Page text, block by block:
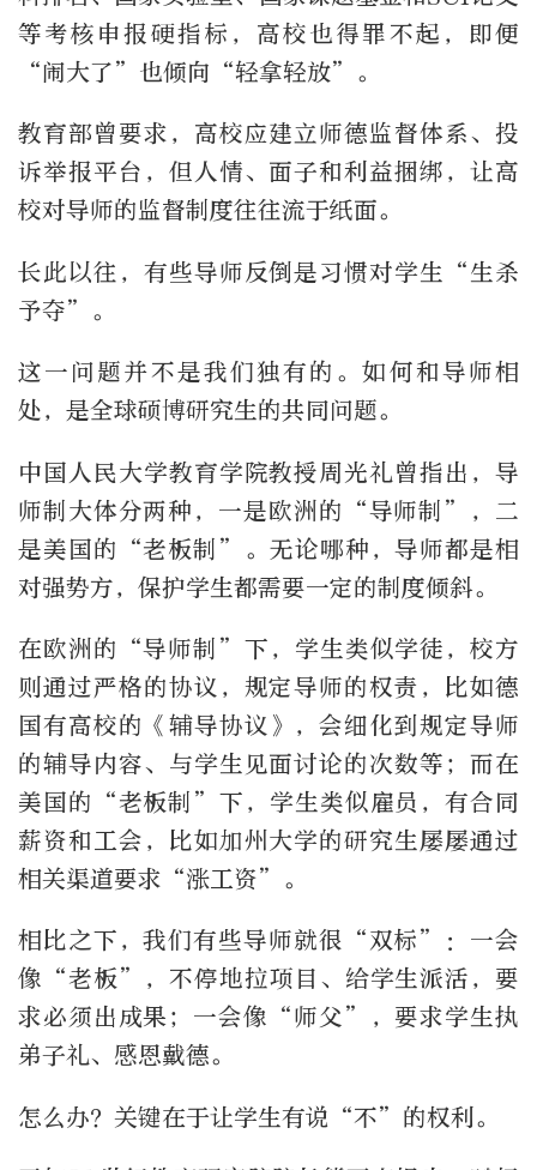
等考核申报硬指标，高校也得罪不起，即便
“闹大了”也倾向“轻拿轻放”。
教育部曾要求，高校应建立师德监督体系、投
诉举报平台，但人情、面子和利益捆绑，让高
校对导师的监督制度往往流于纸面。
长此以往，有些导师反倒是习惯对学生“生杀
予夺”。
这一问题并不是我们独有的。如何和导师相
处，是全球硕博研究生的共同问题。
中国人民大学教育学院教授周光礼曾指出，导
师制大体分两种，一是欧洲的“导师制”，二
是美国的“老板制”。无论哪种，导师都是相
对强势方，保护学生都需要一定的制度倾斜。
在欧洲的“导师制”下，学生类似学徒，校方
则通过严格的协议，规定导师的权责，比如德
国有高校的《辅导协议》，会细化到规定导师
的辅导内容、与学生见面讨论的次数等；而在
美国的“老板制”下，学生类似雇员，有合同
薪资和工会，比如加州大学的研究生屡屡通过
相关渠道要求“涨工资”。
相比之下，我们有些导师就很“双标”：一会
像“老板”，不停地拉项目、给学生派活，要
求必须出成果；一会像“师父”，要求学生执
弟子礼、感恩戴德。
怎么办？关键在于让学生有说“不”的权利。